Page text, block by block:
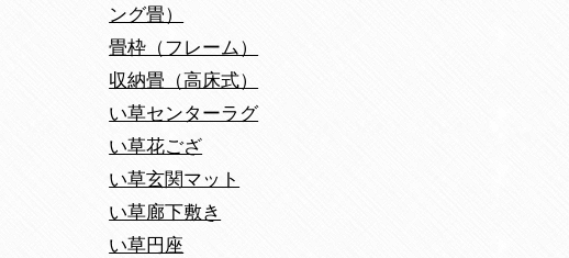
ング畳）
畳枠（フレーム）
収納畳（高床式）
い草センターラグ
い草花ござ
い草玄関マット
い草廊下敷き
い草円座